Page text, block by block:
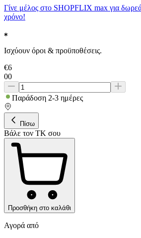
Γίνε μέλος στο SHOPFLIX max για
χρόνο!
Ισχύουν όροι & προϋποθέσεις.
€6
00
Παράδοση 2-3 ημέρες
Πίσω
Βάλε τον ΤΚ σου
Προσθήκη στο καλάθι
Αγορά από